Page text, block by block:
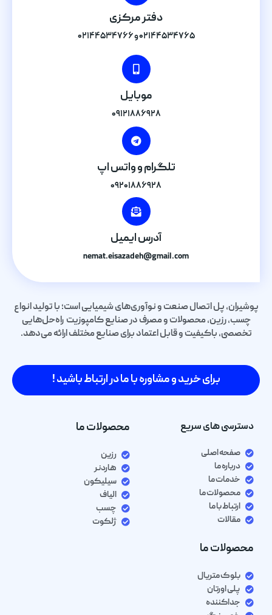
دفتر مرکزی
۰۲۱۴۴۵۳۴۷۶۵ و ۰۲۱۴۴۵۳۴۷۶۶
موبایل
۰۹۱۲۱۸۸۶۹۲۸
تلگرام و واتس اپ
۰۹۲۰۱۸۸۶۹۲۸
آدرس ایمیل
nemat.eisazadeh@gmail.com
پوشیران، پل اتصال صنعت و نوآوری‌های شیمیایی است؛ با تولید انواع
چسب، رزین، محصولات و مصرف در صنایع کامپوزیت راه‌حل‌هایی
تخصصی، باکیفیت و قابل اعتماد برای صنایع مختلف ارائه می‌دهد.
برای خرید و مشاوره با ما در ارتباط باشید !
دسترسی های سریع
صفحه اصلی
درباره ما
خدمات ما
محصولات ما
ارتباط با ما
مقالات
محصولات ما
رزین
هاردنر
سیلیکون
الیاف
چسب
ژلکوت
محصولات ما
بلوک متریال
پلی اورتان
جداکننده